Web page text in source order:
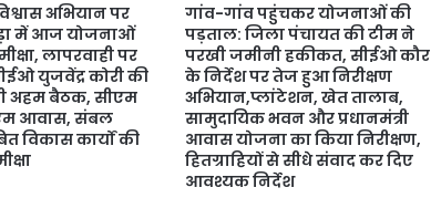
अभियान पर
में आज योजनाओं
लापरवाही पर
युजवेंद्र कोरी की
अहम बैठक, सीएम
आवास, संबल
विकास कार्यों की
गांव-गांव पहुंचकर योजनाओं की
पड़ताल: जिला पंचायत की टीम ने
परखी जमीनी हकीकत, सीईओ कौर
के निर्देश पर तेज हुआ निरीक्षण
अभियान,प्लांटेशन, खेत तालाब,
सामुदायिक भवन और प्रधानमंत्री
आवास योजना का किया निरीक्षण,
हितग्राहियों से सीधे संवाद कर दिए
आवश्यक निर्देश